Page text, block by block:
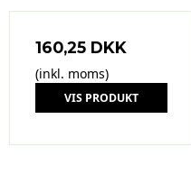
160,25 DKK
(inkl. moms)
VIS PRODUKT